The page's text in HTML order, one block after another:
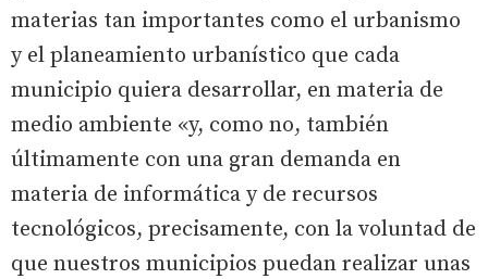
materias tan importantes como el urbanismo
y el planeamiento urbanístico que cada
municipio quiera desarrollar, en materia de
medio ambiente «y, como no, también
últimamente con una gran demanda en
materia de informática y de recursos
tecnológicos, precisamente, con la voluntad de
que nuestros municipios puedan realizar unas